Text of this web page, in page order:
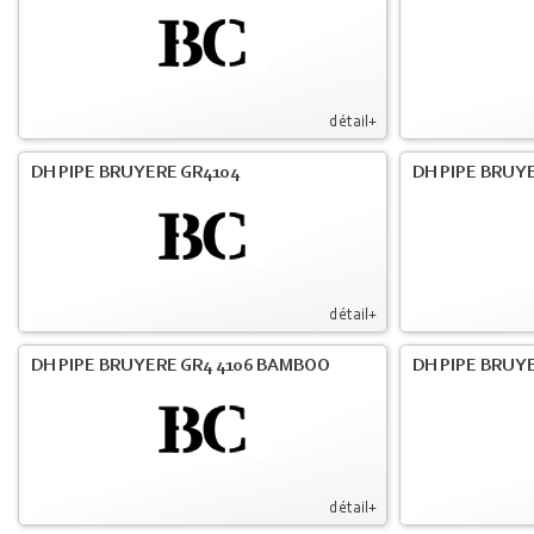
détail+
détail+
DH PIPE BRUYERE GR4104 DH PIPE
détail+
DH PIPE BRUYERE GR4 4106 BAMBOO DH PIPE